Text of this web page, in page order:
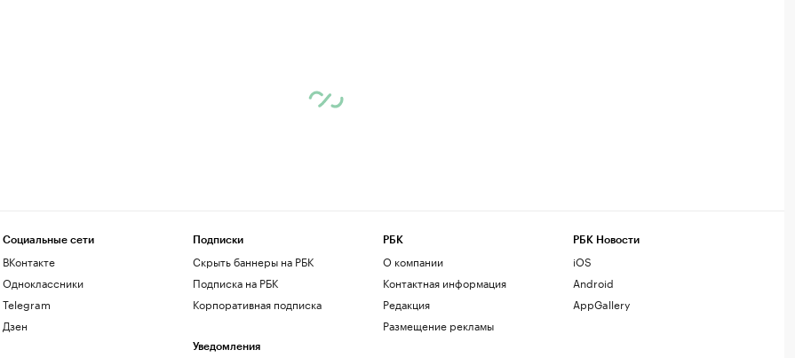
Социальные сети
ВКонтакте
Одноклассники
Telegram
Дзен
Подписки
Скрыть баннеры на РБК
Подписка на РБК
Корпоративная подписка
Уведомления
РБК
О компании
Контактная информация
Редакция
Размещение рекламы
РБК Новости
iOS
Android
AppGallery